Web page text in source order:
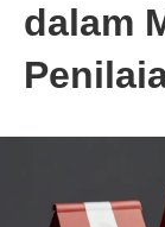
dalam